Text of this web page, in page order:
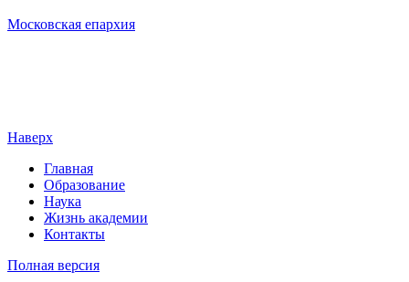
Московская епархия
Наверх
Главная
Образование
Наука
Жизнь академии
Контакты
Полная версия